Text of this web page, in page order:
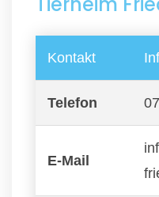
Kontakt
Telefon
E-Mail